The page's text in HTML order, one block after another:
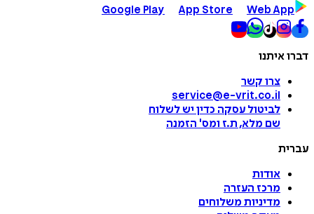
Google Play
App Store Web App
דברו איתנו
צרו קשר
service@e-vrit.co.il
לביטול עסקה כדין יש לשלוח
שם מלא, ת.ז ומס' הזמנה
עברית
אודות
מרכז העזרה
מדיניות משלוחים